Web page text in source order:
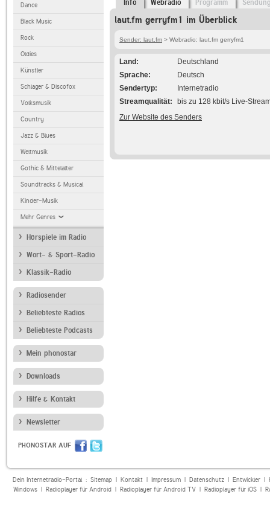
Dance
Black Music
Rock
Oldies
Künstler
Schlager & Discofox
Volksmusik
Country
Jazz & Blues
Weltmusik
Gothic & Mittelalter
Soundtracks & Musical
Kinder-Musik
Mehr Genres
Hörspiele im Radio
Wort- & Sport-Radio
Klassik-Radio
Radiosender
Beliebteste Radios
Beliebteste Podcasts
Mein phonostar
Downloads
Hilfe & Kontakt
Newsletter
PHONOSTAR AUF
Info Webradio Programm
laut.fm gerryfm1 im Überblick
Sender: laut.fm > Webradio: laut.fm gerryfm1
Land
Deutschland
Sprache
Deutsch
Sendertyp
Internetradio
Streamqualität
bis zu 128 kbit/s Live-
Zur Website des Senders
Dein Internetradio-Portal : Sitemap| Kontakt| Impressum| Datenschutz| Entwickler|
Windows| Radioplayer für Android| Radioplayer für Android TV| Radioplayer für iOS|